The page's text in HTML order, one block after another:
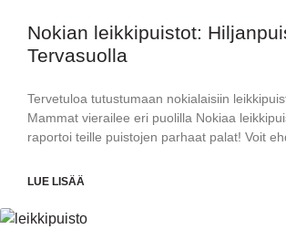
Nokian leikkipuistot:
Tervasuolla
Tervetuloa tutustumaan nokialaisiin
Mammat vierailee eri puolilla Nokiaa
raportoi teille puistojen parhaat palat! Voit
LUE LISÄÄ